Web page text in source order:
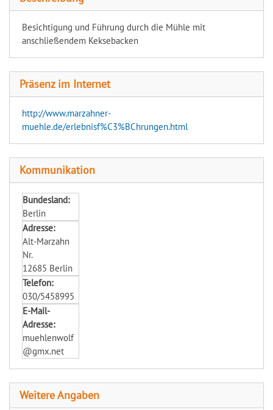
Besichtigung und Führung durch die Mühle mit
anschließendem Keksebacken
Präsenz im Internet
http://www.marzahner-
muehle.de/erlebnisf%C3%BChrungen.html
Kommunikation
Bundesland:
Berlin
Adresse:
Alt-Marzahn
Nr.
12685 Berlin
Telefon:
030/5458995
E-Mail-
Adresse:
muehlenwolf
@gmx.net
Weitere Angaben